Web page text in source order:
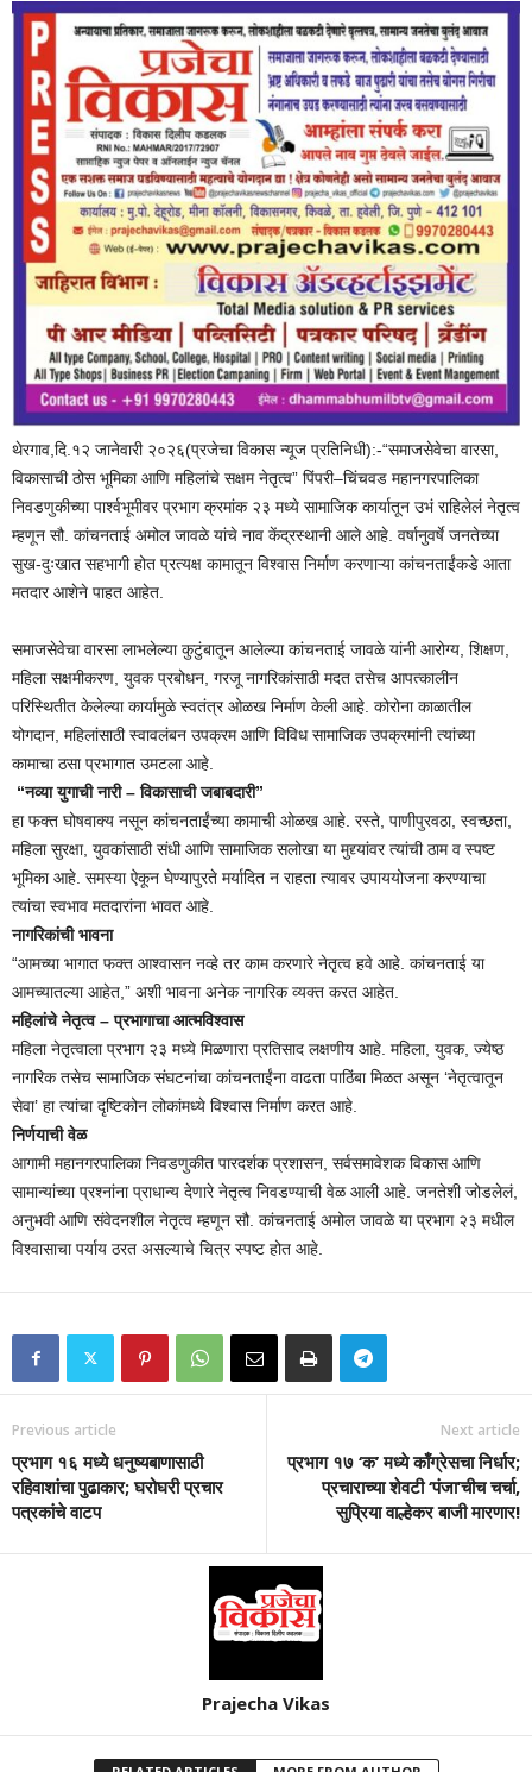
थेरगाव,दि.१२ जानेवारी २०२६(प्रजेचा विकास न्यूज प्रतिनिधी):-“समाजसेवेचा वारसा,
विकासाची ठोस भूमिका आणि महिलांचे सक्षम नेतृत्व” पिंपरी–चिंचवड महानगरपालिका
निवडणुकीच्या पार्श्वभूमीवर प्रभाग क्रमांक २३ मध्ये सामाजिक कार्यातून उभं राहिलेलं नेतृत्व
म्हणून सौ. कांचनताई अमोल जावळे यांचे नाव केंद्रस्थानी आले आहे. वर्षानुवर्षे जनतेच्या
सुख-दुःखात सहभागी होत प्रत्यक्ष कामातून विश्वास निर्माण करणाऱ्या कांचनताईंकडे आता
मतदार आशेने पाहत आहेत.
समाजसेवेचा वारसा लाभलेल्या कुटुंबातून आलेल्या कांचनताई जावळे यांनी आरोग्य, शिक्षण,
महिला सक्षमीकरण, युवक प्रबोधन, गरजू नागरिकांसाठी मदत तसेच आपत्कालीन
परिस्थितीत केलेल्या कार्यामुळे स्वतंत्र ओळख निर्माण केली आहे. कोरोना काळातील
योगदान, महिलांसाठी स्वावलंबन उपक्रम आणि विविध सामाजिक उपक्रमांनी त्यांच्या
कामाचा ठसा प्रभागात उमटला आहे.
“नव्या युगाची नारी – विकासाची जबाबदारी”
हा फक्त घोषवाक्य नसून कांचनताईंच्या कामाची ओळख आहे. रस्ते, पाणीपुरवठा, स्वच्छता,
महिला सुरक्षा, युवकांसाठी संधी आणि सामाजिक सलोखा या मुद्द्यांवर त्यांची ठाम व स्पष्ट
भूमिका आहे. समस्या ऐकून घेण्यापुरते मर्यादित न राहता त्यावर उपाययोजना करण्याचा
त्यांचा स्वभाव मतदारांना भावत आहे.
नागरिकांची भावना
“आमच्या भागात फक्त आश्वासन नव्हे तर काम करणारे नेतृत्व हवे आहे. कांचनताई या
आमच्यातल्या आहेत,” अशी भावना अनेक नागरिक व्यक्त करत आहेत.
महिलांचे नेतृत्व – प्रभागाचा आत्मविश्वास
महिला नेतृत्वाला प्रभाग २३ मध्ये मिळणारा प्रतिसाद लक्षणीय आहे. महिला, युवक, ज्येष्ठ
नागरिक तसेच सामाजिक संघटनांचा कांचनताईंना वाढता पाठिंबा मिळत असून ‘नेतृत्वातून
सेवा’ हा त्यांचा दृष्टिकोन लोकांमध्ये विश्वास निर्माण करत आहे.
निर्णयाची वेळ
आगामी महानगरपालिका निवडणुकीत पारदर्शक प्रशासन, सर्वसमावेशक विकास आणि
सामान्यांच्या प्रश्नांना प्राधान्य देणारे नेतृत्व निवडण्याची वेळ आली आहे. जनतेशी जोडलेलं,
अनुभवी आणि संवेदनशील नेतृत्व म्हणून सौ. कांचनताई अमोल जावळे या प्रभाग २३ मधील
विश्वासाचा पर्याय ठरत असल्याचे चित्र स्पष्ट होत आहे.
Previous article
प्रभाग १६ मध्ये धनुष्यबाणासाठी
रहिवाशांचा पुढाकार; घरोघरी प्रचार
पत्रकांचे वाटप
Next article
प्रभाग १७ ‘क’ मध्ये काँग्रेसचा निर्धार;
प्रचाराच्या शेवटी ‘पंजा’चीच चर्चा,
सुप्रिया वाल्हेकर बाजी मारणार!
Prajecha Vikas